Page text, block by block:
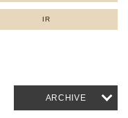
IR
ARCHIVE